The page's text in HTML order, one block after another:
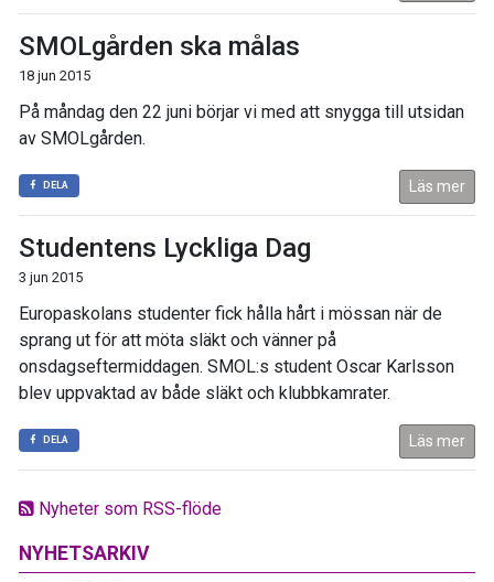
Nyheter som RSS-flöde
NYHETSARKIV
SMOLgården ska målas
18 jun 2015
På måndag den 22 juni börjar vi med att snygga till utsidan
av SMOLgården.
DELA Läs mer
Studentens Lyckliga Dag
3 jun 2015
Europaskolans studenter fick hålla hårt i mössan när de
sprang ut för att möta släkt och vänner på
onsdagseftermiddagen. SMOL:s student Oscar Karlsson
blev uppvaktad av både släkt och klubbkamrater.
DELA Läs mer